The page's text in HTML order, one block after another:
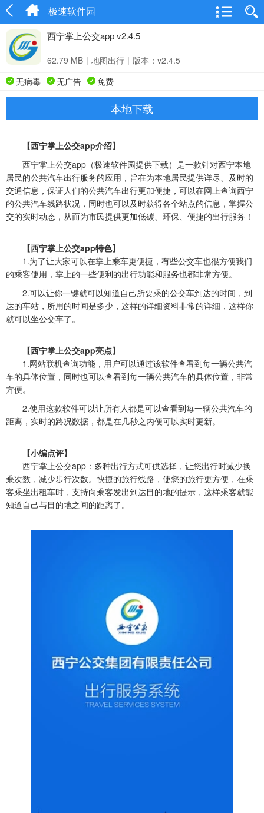
极速软件园
西宁掌上公交app v2.4.5
62.79 MB | 地图出行 | 版本：v2.4.5
无病毒
无广告 免费
本地下载
【西宁掌上公交app介绍】
西宁掌上公交app（极速软件园提供下载）是一款针对西宁本地
居民的公共汽车出行服务的应用，旨在为本地居民提供详尽、及时的
交通信息，保证人们的公共汽车出行更加便捷，可以在网上查询西宁
的公共汽车线路状况，同时也可以及时获得各个站点的信息，掌握公
交的实时动态，从而为市民提供更加低碳、环保、便捷的出行服务！
【西宁掌上公交app特色】
1.为了让大家可以在掌上乘车更便捷，有些公交车也很方便我们
的乘客使用，掌上的一些便利的出行功能和服务也都非常方便。
2.可以让你一键就可以知道自己所要乘的公交车到达的时间，到
达的车站，所用的时间是多少，这样的详细资料非常的详细，这样你
就可以坐公交车了。
【西宁掌上公交app亮点】
1.网站联机查询功能，用户可以通过该软件查看到每一辆公共汽
车的具体位置，同时也可以查看到每一辆公共汽车的具体位置，非常
方便。
2.使用这款软件可以让所有人都是可以查看到每一辆公共汽车的
距离，实时的路况数据，都是在几秒之内便可以实时更新。
【小编点评】
西宁掌上公交app：多种出行方式可供选择，让您出行时减少换
乘次数，减少步行次数。快捷的旅行线路，使您的旅行更方便，在乘
客乘坐出租车时，支持向乘客发出到达目的地的提示，这样乘客就能
知道自己与目的地之间的距离了。